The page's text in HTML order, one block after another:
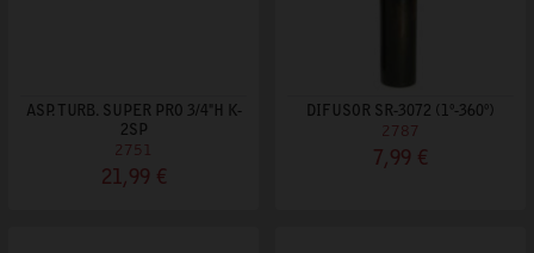
ASP. TURB. SUPER PRO 3/4"H K-
2SP
2751
21,99 €
DIFUSOR SR-3072 (1º-360º)
2787
7,99 €